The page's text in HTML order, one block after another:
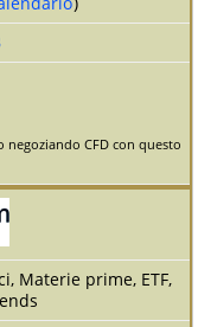
CFD con questo
Materie prime, ETF,